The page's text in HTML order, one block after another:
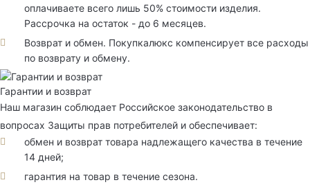
оплачиваете всего лишь 50% стоимости изделия.
Рассрочка на остаток - до 6 месяцев.
Возврат и обмен. Покупкалюкс компенсирует все расходы
по возврату и обмену.
Гарантии и возврат
Наш магазин соблюдает Российское законодательство в
вопросах Защиты прав потребителей и обеспечивает:
обмен и возврат товара надлежащего качества в течение
14 дней;
гарантия на товар в течение сезона.